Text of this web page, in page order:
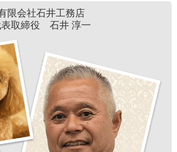
限会社石井工務店
表取締役 石井 淳一